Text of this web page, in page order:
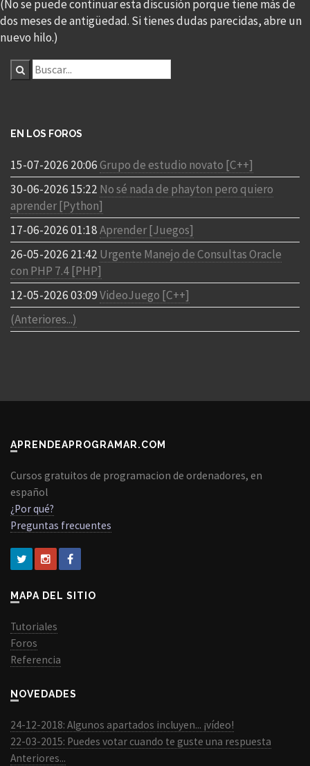
(No se puede continuar esta discusión porque tiene más de
dos meses de antigüedad. Si tienes dudas parecidas, abre un
nuevo hilo.)
EN LOS FOROS
15-07-2026 20:06Grupo de estudio novato [C++]
30-06-2026 15:22 No sé nada de phayton pero quiero
aprender [Python]
17-06-2026 01:18Aprender [Juegos]
26-05-2026 21:42 Urgente Manejo de Consultas Oracle
con PHP 7.4 [PHP]
12-05-2026 03:09VideoJuego [C++]
(Anteriores...)
APRENDEAPROGRAMAR.COM
Cursos gratuitos de programacion de ordenadores, en
español
¿Por qué?
Preguntas frecuentes
MAPA DEL SITIO
Tutoriales
Foros
Referencia
NOVEDADES
24-12-2018: Algunos apartados incluyen... ¡vídeo!
22-03-2015: Puedes votar cuando te guste una respuesta
Anteriores...